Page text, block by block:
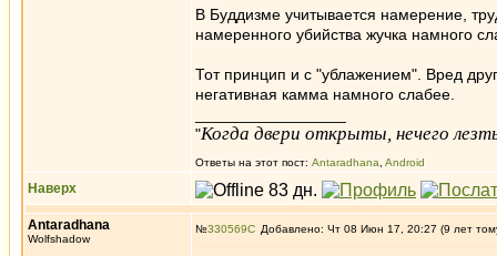
В Буддизме учитывается намерение,
намеренного убийства жучка намнoго
Тот принцип и с "ублажением". Вред
негативная камма намного слабее.
"Когда двери открыты, нечего
Ответы на этот пост: Antaradhana Android
Наверх
Antaradhana
Wolfshadow
№330569 Добавлено: Чт 08 Июн 17, 20:27 (9 лет